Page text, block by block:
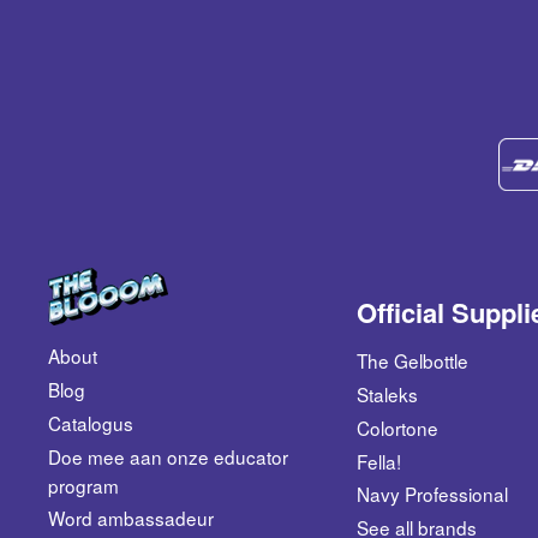
About
Blog
Catalogus
​Doe mee aan onze educator
program
Word ambassadeur
Official
The Gelbottle
Staleks
Colortone
Fella!
Navy Professional
See all brands